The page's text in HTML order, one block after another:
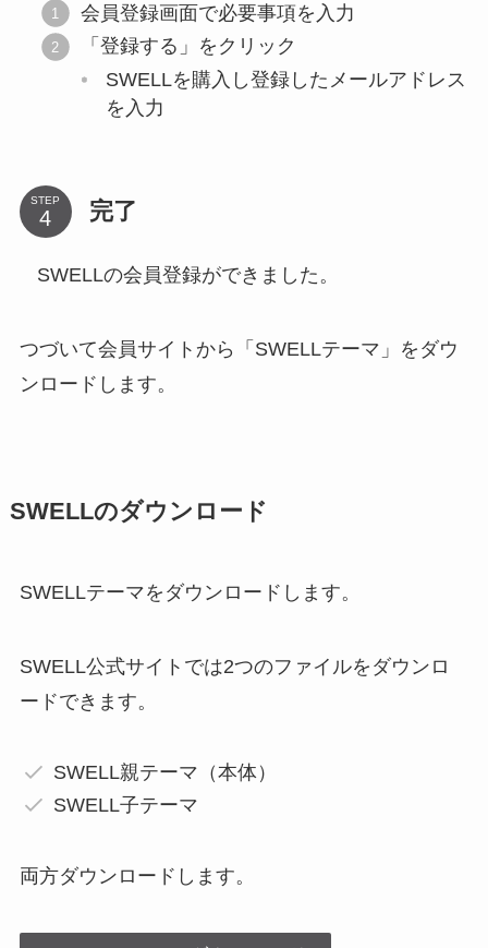
会員登録画面で必要事項を入力
「登録する」をクリック
SWELLを購入し登録したメールアドレス
を入力
STEP 完了
SWELLの会員登録ができました。
つづいて会員サイトから「SWELLテーマ」をダウ
ンロードします。
SWELLのダウンロード
SWELLテーマをダウンロードします。
SWELL公式サイトでは2つのファイルをダウンロ
ードできます。
SWELL親テーマ（本体）
SWELL子テーマ
両方ダウンロードします。